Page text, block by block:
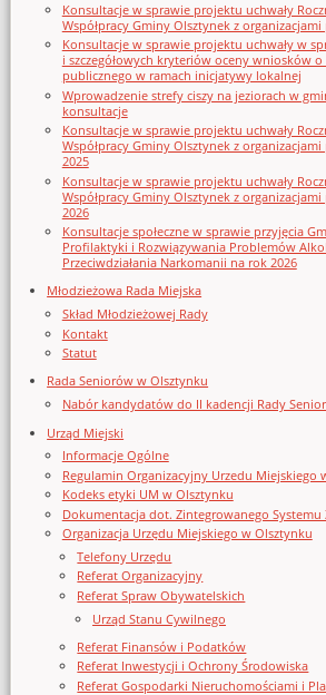
Konsultacje w sprawie projektu uchwały
Współpracy Gminy Olsztynek z
Konsultacje w sprawie projektu uchwały w
i szczegółowych kryteriów oceny wniosków o
publicznego w ramach inicjatywy lokalnej
Wprowadzenie strefy ciszy na jeziorach w
konsultacje
Konsultacje w sprawie projektu uchwały
Współpracy Gminy Olsztynek z
2025
Konsultacje w sprawie projektu uchwały
Współpracy Gminy Olsztynek z
2026
Konsultacje społeczne w sprawie przyjęcia
Profilaktyki i Rozwiązywania Problemów
Przeciwdziałania Narkomanii na rok 2026
Młodzieżowa Rada Miejska
Skład Młodzieżowej Rady
Kontakt
Statut
Rada Seniorów w Olsztynku
Nabór kandydatów do II kadencji Rady
Urząd Miejski
Informacje Ogólne
Regulamin Organizacyjny Urzedu Miejskiego
Kodeks etyki UM w Olsztynku
Dokumentacja dot. Zintegrowanego Systemu
Organizacja Urzędu Miejskiego w Olsztynku
Telefony Urzędu
Referat Organizacyjny
Referat Spraw Obywatelskich
Urząd Stanu Cywilnego
Referat Finansów i Podatków
Referat Inwestycji i Ochrony Środowiska
Referat Gospodarki Nieruchomościami i